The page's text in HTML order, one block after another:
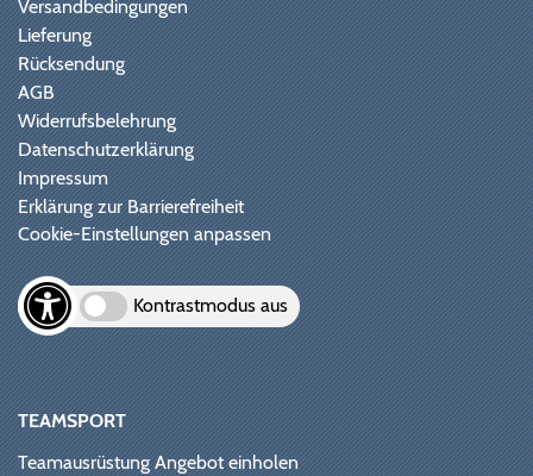
Versandbedingungen
Lieferung
Rücksendung
AGB
Widerrufsbelehrung
Datenschutzerklärung
Impressum
Erklärung zur Barrierefreiheit
Cookie-Einstellungen anpassen
Kontrastmodus aus
TEAMSPORT
Teamausrüstung Angebot einholen